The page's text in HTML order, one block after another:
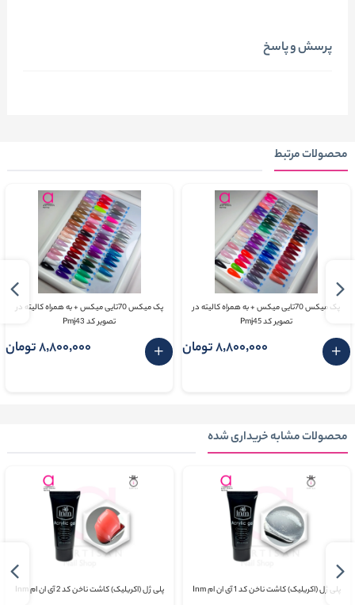
پرسش و پاسخ
محصولات مرتبط
پک میکس 70تایی میکس + به همراه کالیته در
تصویر کد Pmj45
8٬800٬000 تومان
پک میکس 70تایی میکس + به همراه کالیته در
تصویر کد Pmj43
8٬800٬000 تومان
محصولات مشابه خریداری شده
پلی ژل (اکریلیک) کاشت ناخن کد 1 آی ان ام Inm پلی ژل (اکریلیک) کاشت ناخن کد 2 آی ان ام Inm